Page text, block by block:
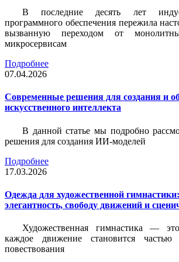
В последние десять лет
программного обеспечения пережила
вызванную переходом от
микросервисам
Подробнее
07.04.2026
Современные решения для создания и
искусственного интеллекта
В данной статье мы подробно
решения для создания ИИ-моделей
Подробнее
17.03.2026
Одежда для художественной
элегантность, свободу движений и
Художественная гимнастика —
каждое движение становится частью
повествования